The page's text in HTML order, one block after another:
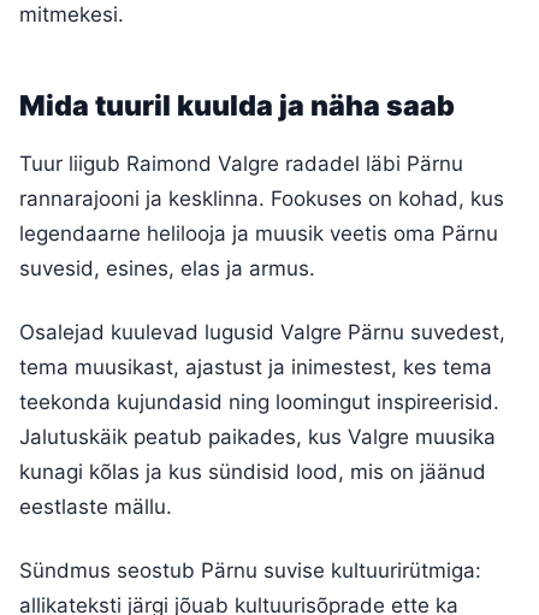
mitmekesi.
Mida tuuril kuulda ja näha saab
Tuur liigub Raimond Valgre radadel läbi Pärnu
rannarajooni ja kesklinna. Fookuses on kohad, kus
legendaarne helilooja ja muusik veetis oma Pärnu
suvesid, esines, elas ja armus.
Osalejad kuulevad lugusid Valgre Pärnu suvedest,
tema muusikast, ajastust ja inimestest, kes tema
teekonda kujundasid ning loomingut inspireerisid.
Jalutuskäik peatub paikades, kus Valgre muusika
kunagi kõlas ja kus sündisid lood, mis on jäänud
eestlaste mällu.
Sündmus seostub Pärnu suvise kultuurirütmiga:
allikateksti järgi jõuab kultuurisõprade ette ka